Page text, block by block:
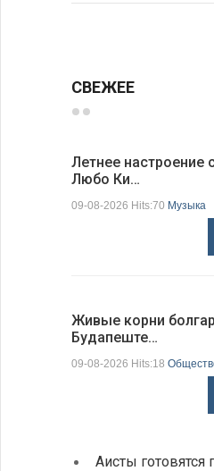
СВЕЖЕЕ
Летнее настроение
Любо Ки…
09-08-2026 Hits:70 Музыка
Живые корни
Будапеште…
09-08-2026 Hits:18
Аисты готовятся